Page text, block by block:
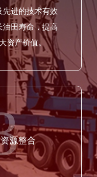
先进的技术有效
油田寿命，提高
资产价值。
源整合